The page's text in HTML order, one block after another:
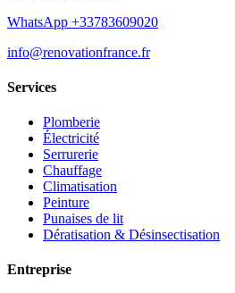
WhatsApp +33783609020
info@renovationfrance.fr
Services
Plomberie
Électricité
Serrurerie
Chauffage
Climatisation
Peinture
Punaises de lit
Dératisation & Désinsectisation
Entreprise